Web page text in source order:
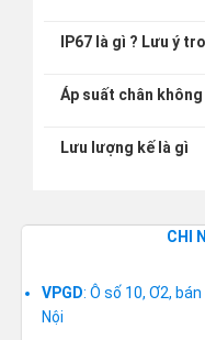
IP67 là gì ? Lưu ý
Áp suất chân
Lưu lượng kế là gì
CHI
VPGD: Ô số 10, Ơ2,
Nội